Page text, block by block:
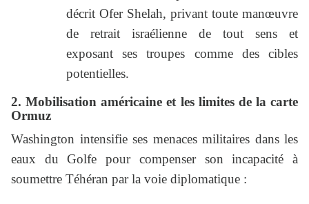
décrit Ofer Shelah, privant toute manœuvre
de retrait israélienne de tout sens et
exposant ses troupes comme des cibles
potentielles.
2. Mobilisation américaine et les limites de la carte
Ormuz
Washington intensifie ses menaces militaires dans les
eaux du Golfe pour compenser son incapacité à
soumettre Téhéran par la voie diplomatique :